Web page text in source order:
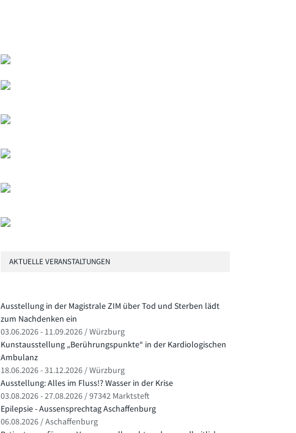
AKTUELLE VERANSTALTUNGEN
Ausstellung in der Magistrale ZIM über Tod und Sterben lädt
zum Nachdenken ein
03.06.2026 - 11.09.2026 / Würzburg
Kunstausstellung „Berührungspunkte“ in der Kardiologischen
Ambulanz
18.06.2026 - 31.12.2026 / Würzburg
Ausstellung: Alles im Fluss!? Wasser in der Krise
03.08.2026 - 27.08.2026 / 97342 Marktsteft
Epilepsie - Aussensprechtag Aschaffenburg
06.08.2026 / Aschaffenburg